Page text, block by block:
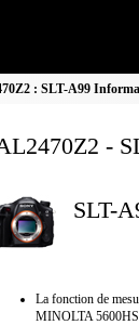
: SLT-A99
-
SLT-
La fonction de
MINOLTA